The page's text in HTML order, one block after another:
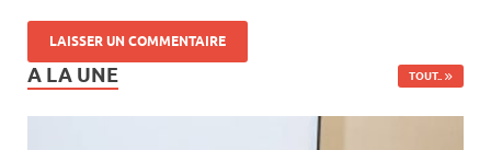
A LA UNE TOUT..